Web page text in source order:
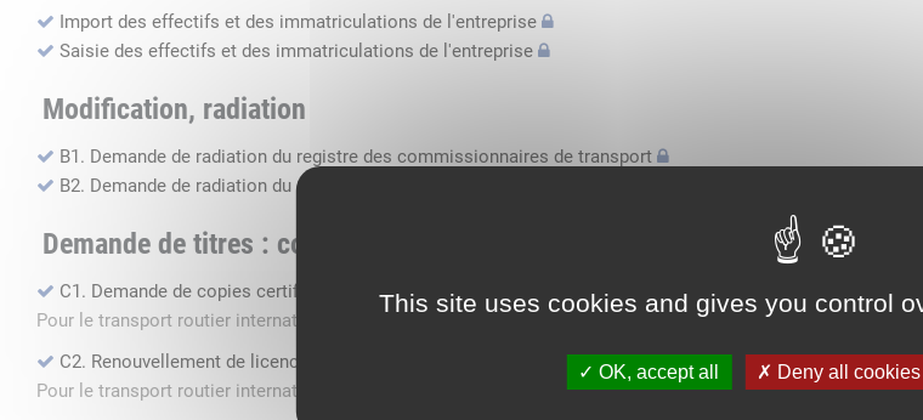
This site uses cookies and gives you control
OK, accept all Deny all cookies
Import des effectifs et des immatriculations de l'entreprise
Saisie des effectifs et des immatriculations de l'entreprise
Modification, radiation
B1. Demande de radiation du registre des commissionnaires de transport
B2. Demande de radiation du registre des transports routiers
Demande de titres : copie, renouvellement, bilatérale, attestation
C1. Demande de copies certifiées conformes
Pour le transport routier international de marchandises dans l'espace économique européen avec des
C2. Renouvellement de licence transport routier
Pour le transport routier international de marchandises dans l'espace économique européen avec des